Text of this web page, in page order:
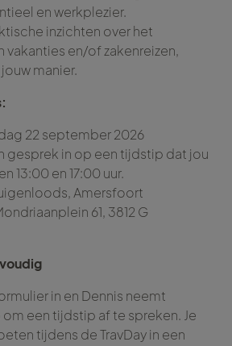
en werkplezier.
inzichten over het
vakanties en/of zakenreizen,
manier.
22 september 2026
gesprek in op een tijdstip dat jou
13:00 en 17:00 uur.
Amersfoort
61, 3812 G
in en Dennis neemt
een tijdstip af te spreken. Je
tijdens de TravDay in een